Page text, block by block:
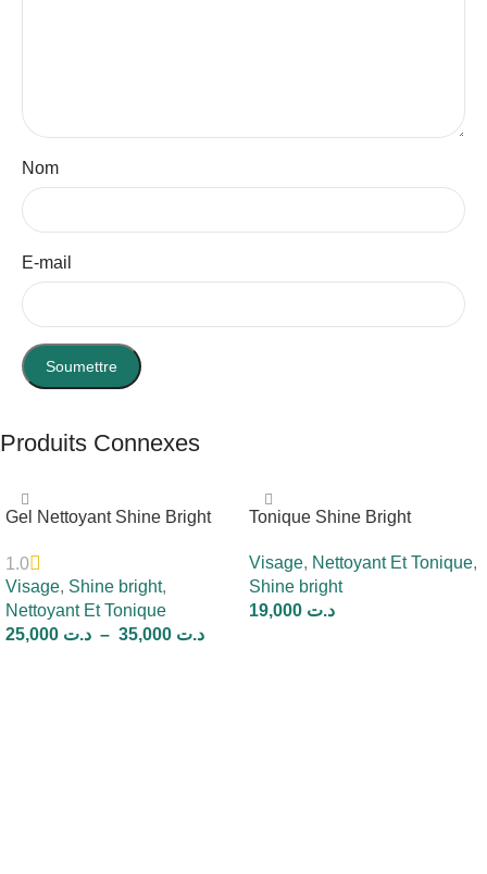
Nom
E-mail
Produits Connexes
Gel Nettoyant Shine Bright
1.0
Visage, Shine bright,
Nettoyant Et Tonique
د.ت – د.ت
Tonique Shine Bright
Visage, Nettoyant Et Tonique,
Shine bright
د.ت